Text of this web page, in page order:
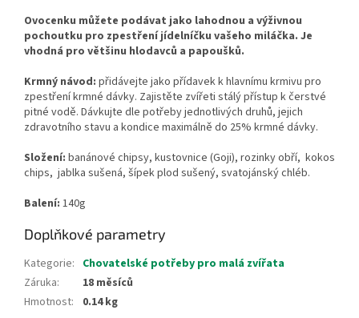
Ovocenku můžete podávat jako lahodnou a výživnou
pochoutku pro zpestření jídelníčku vašeho miláčka. Je
vhodná pro většinu hlodavců a papoušků.
Krmný návod: přidávejte jako přídavek k hlavnímu krmivu pro
zpestření krmné dávky. Zajistěte zvířeti stálý přístup k čerstvé
pitné vodě. Dávkujte dle potřeby jednotlivých druhů, jejich
zdravotního stavu a kondice maximálně do 25% krmné dávky.
Složení: banánové chipsy, kustovnice (Goji), rozinky obří, kokos
chips, jablka sušená, šípek plod sušený, svatojánský chléb.
Balení: 140g
Doplňkové parametry
Kategorie: Chovatelské potřeby pro malá zvířata
Záruka:
18 měsíců
Hmotnost: 0.14 kg